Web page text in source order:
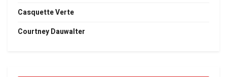
Casquette Verte
Courtney Dauwalter